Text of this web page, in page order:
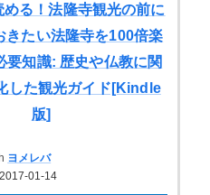
る！法隆寺観光の前に
きたい法隆寺を100倍楽
要知識: 歴史や仏教に関
した観光ガイド[Kindle
版]
ヨメレバ
01-14